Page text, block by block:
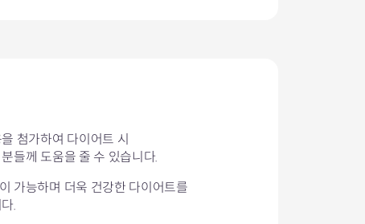
첨가하여 다이어트 시
들께 도움을 줄 수 있습니다.
가능하며 더욱 건강한 다이어트를
.